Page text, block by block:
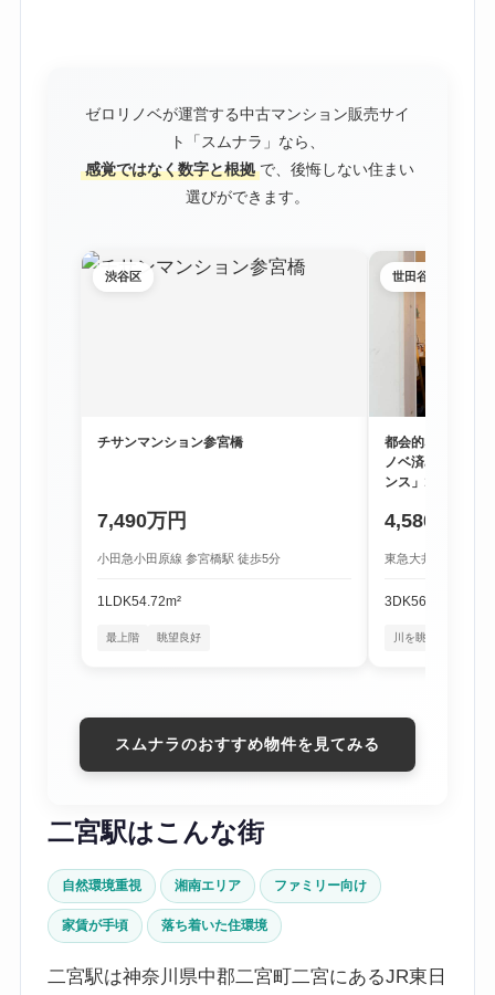
ゼロリノベが運営する中古マンション販売サイ
ト「スムナラ」なら、
感覚ではなく数字と根拠 で、後悔しない住まい
選びができます。
渋谷区
チサンマンション参宮橋
7,490万円
小田急小田原線 参宮橋駅 徒歩5分
1LDK54.72m²
最上階 眺望良好
世田谷区
都会的な利便性
ノベ済み物件「
ンス」1階
4,580万円
東急大井町線 尾山
3DK56.16m²
川を眺める暮らし
スムナラのおすすめ物件を見てみる
二宮駅はこんな街
自然環境重視 湘南エリア ファミリー向け
家賃が手頃 落ち着いた住環境
二宮駅は神奈川県中郡二宮町二宮にあるJR東日